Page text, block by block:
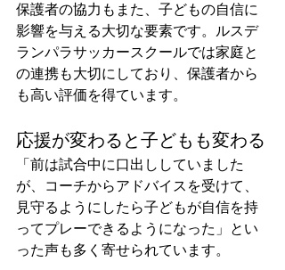
保護者の協力もまた、子どもの自信に
影響を与える大切な要素です。ルスデ
ランパラサッカースクールでは家庭と
の連携も大切にしており、保護者から
も高い評価を得ています。
応援が変わると子どもも変わる
「前は試合中に口出ししていました
が、コーチからアドバイスを受けて、
見守るようにしたら子どもが自信を持
ってプレーできるようになった」とい
った声も多く寄せられています。